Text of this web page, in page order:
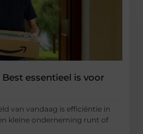
essentieel is voor
van vandaag is efficiëntie in
kleine onderneming runt of